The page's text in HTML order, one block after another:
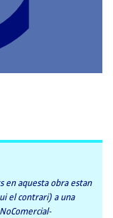
en aquesta obra estan
el contrari) a una